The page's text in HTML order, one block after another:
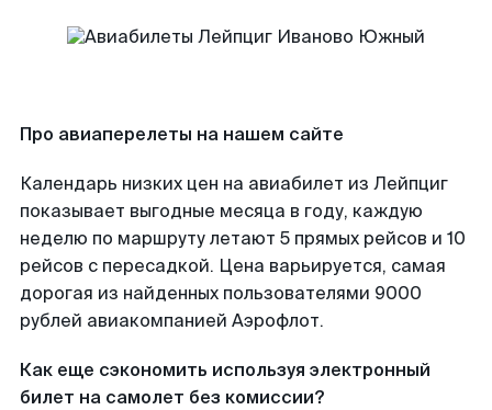
Про авиаперелеты на нашем сайте
Календарь низких цен на авиабилет из Лейпциг
показывает выгодные месяца в году, каждую
неделю по маршруту летают 5 прямых рейсов и 10
рейсов с пересадкой. Цена варьируется, самая
дорогая из найденных пользователями 9000
рублей авиакомпанией Аэрофлот.
Как еще сэкономить используя электронный
билет на самолет без комиссии?